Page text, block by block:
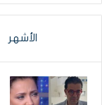
الأشهر